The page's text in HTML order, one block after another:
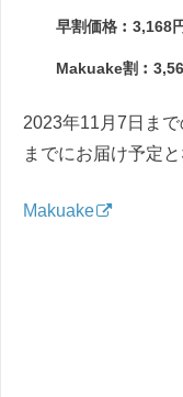
早割価格︰3,168
Makuake割
2023年11月7日ま
までにお届け予定と
Makuake